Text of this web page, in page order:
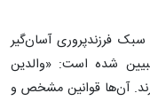
فرزندپروری آسان‌گیر
تبیین شده است: «والدین
آن‌ها قوانین مشخص و